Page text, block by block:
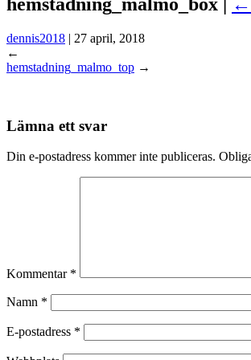
dennis2018 | 27 april, 2018
←
hemstadning_malmo_top →
Lämna ett svar
Din e-postadress kommer inte publiceras.
Kommentar *
Namn *
E-postadress *